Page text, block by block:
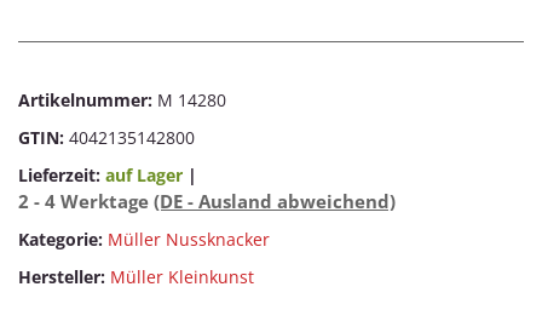
Artikelnummer: M 14280
GTIN: 4042135142800
Lieferzeit: auf Lager |
2 - 4 Werktage (DE - Ausland abweichend)
Kategorie: Müller Nussknacker
Hersteller: Müller Kleinkunst